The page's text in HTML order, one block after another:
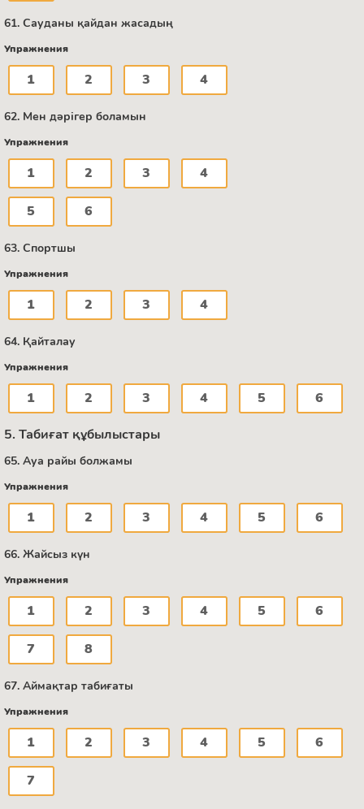
61. Сауданы қайдан жасадың
Упражнения
1 2 3 4
62. Мен дәрігер боламын
Упражнения
1 2 3 4
5 6
63. Спортшы
Упражнения
1 2 3 4
64. Қайталау
Упражнения
1 2 3 4 5 6
5. Табиғат құбылыстары
65. Ауа райы болжамы
Упражнения
1 2 3 4 5 6
66. Жайсыз күн
Упражнения
1 2 3 4 5 6
7 8
67. Аймақтар табиғаты
Упражнения
1 2 3 4 5 6
7